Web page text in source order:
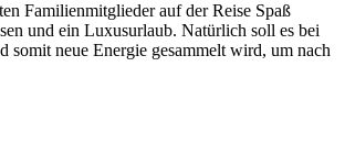
Familienmitglieder auf der Reise Spaß
und ein Luxusurlaub. Natürlich soll es bei
neue Energie gesammelt wird, um nach